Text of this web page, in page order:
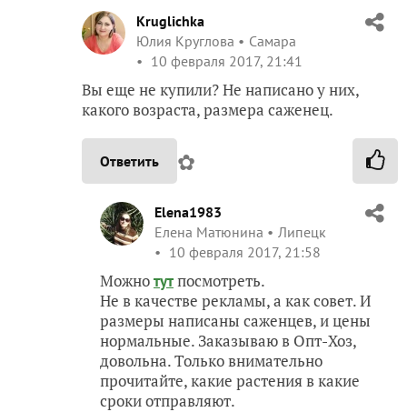
Kruglichka
Юлия Круглова
Самара
10 февраля 2017, 21:41
Вы еще не купили? Не написано у них,
какого возраста, размера саженец.
Ответить ✿
Elena1983
Елена Матюнина
Липецк
10 февраля 2017, 21:58
Можнотутпосмотреть.
Не в качестве рекламы, а как совет. И
размеры написаны саженцев, и цены
нормальные. Заказываю в Опт-Хоз,
довольна. Только внимательно
прочитайте, какие растения в какие
сроки отправляют.